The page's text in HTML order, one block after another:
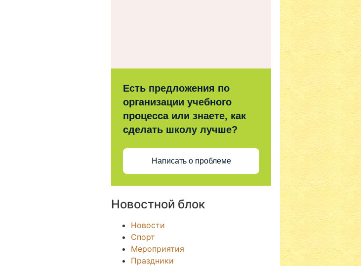
Есть предложения по
организации учебного
процесса или знаете, как
сделать школу лучше?
Написать о проблеме
Новостной блок
Новости
Спорт
Мероприятия
Праздники